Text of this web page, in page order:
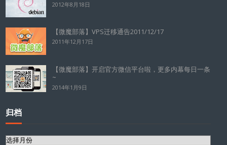
2012年8月18日
【微魔部落】VPS迁移通告2011/12/17
2011年12月17日
【微魔部落】开启官方微信平台啦，更多内幕每日一条
~
2014年1月9日
归档
归